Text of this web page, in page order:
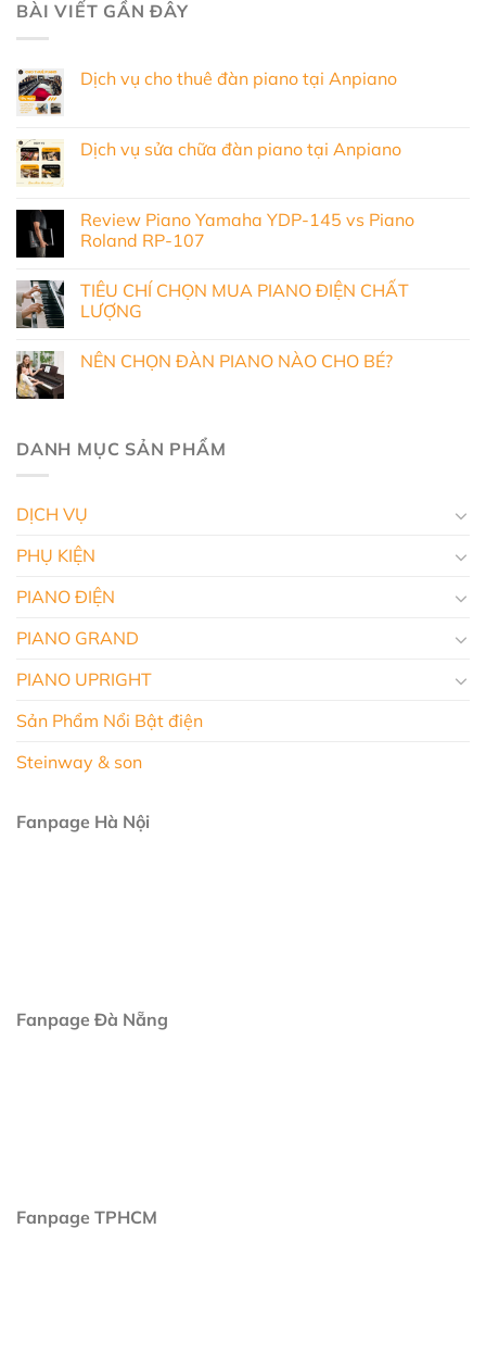
BÀI VIẾT GẦN ĐÂY
Dịch vụ cho thuê đàn piano tại Anpiano
Dịch vụ sửa chữa đàn piano tại Anpiano
Review Piano Yamaha YDP-145 vs Piano
Roland RP-107
TIÊU CHÍ CHỌN MUA PIANO ĐIỆN CHẤT
LƯỢNG
NÊN CHỌN ĐÀN PIANO NÀO CHO BÉ?
DANH MỤC SẢN PHẨM
DỊCH VỤ
PHỤ KIỆN
PIANO ĐIỆN
PIANO GRAND
PIANO UPRIGHT
Sản Phẩm Nổi Bật điện
Steinway & son
Fanpage Hà Nội
Fanpage Đà Nẵng
Fanpage TPHCM